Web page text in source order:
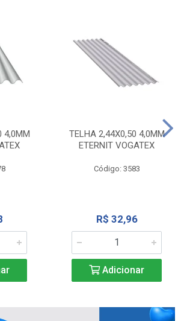
4,0MM
TELHA 2,44X0,50 4,0MM
ETERNIT VOGATEX
Código: 3583
R$ 32,96
Adicionar